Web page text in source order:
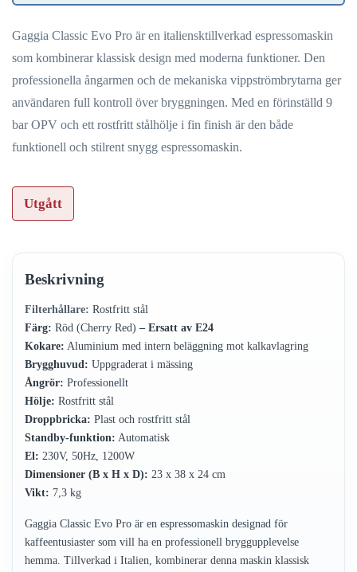
Gaggia Classic Evo Pro är en italiensktillverkad espressomaskin
som kombinerar klassisk design med moderna funktioner. Den
professionella ångarmen och de mekaniska vippströmbrytarna ger
användaren full kontroll över bryggningen. Med en förinställd 9
bar OPV och ett rostfritt stålhölje i fin finish är den både
funktionell och stilrent snygg espressomaskin.
Utgått
Beskrivning
Filterhållare: Rostfritt stål
Färg: Röd (Cherry Red) – Ersatt av E24
Kokare: Aluminium med intern beläggning mot kalkavlagring
Brygghuvud: Uppgraderat i mässing
Ångrör: Professionellt
Hölje: Rostfritt stål
Droppbricka: Plast och rostfritt stål
Standby-funktion: Automatisk
El: 230V, 50Hz, 1200W
Dimensioner (B x H x D): 23 x 38 x 24 cm
Vikt: 7,3 kg
Gaggia Classic Evo Pro är en espressomaskin designad för
kaffeentusiaster som vill ha en professionell bryggupplevelse
hemma. Tillverkad i Italien, kombinerar denna maskin klassisk